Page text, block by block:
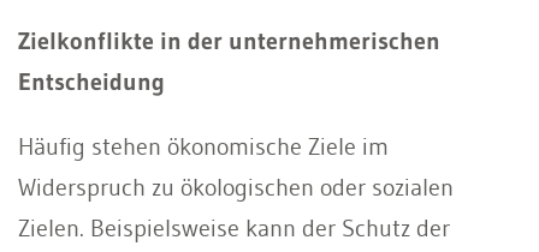
Zielkonflikte in der unternehmerischen
Entscheidung
Häufig stehen ökonomische Ziele im
Widerspruch zu ökologischen oder sozialen
Zielen. Beispielsweise kann der Schutz der